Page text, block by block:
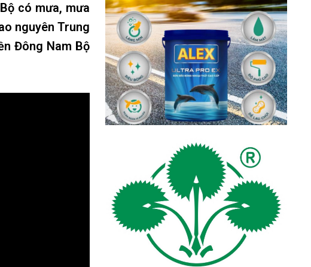
có mưa, mưa
nguyên Trung
Đông Nam Bộ